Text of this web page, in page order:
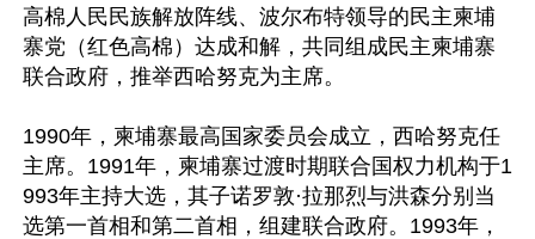
高棉人民民族解放阵线、波尔布特领导的民主柬埔
寨党（红色高棉）达成和解，共同组成民主柬埔寨
联合政府，推举西哈努克为主席。
1990年，柬埔寨最高国家委员会成立，西哈努克任
主席。1991年，柬埔寨过渡时期联合国权力机构于1
993年主持大选，其子诺罗敦·拉那烈与洪森分别当
选第一首相和第二首相，组建联合政府。1993年，